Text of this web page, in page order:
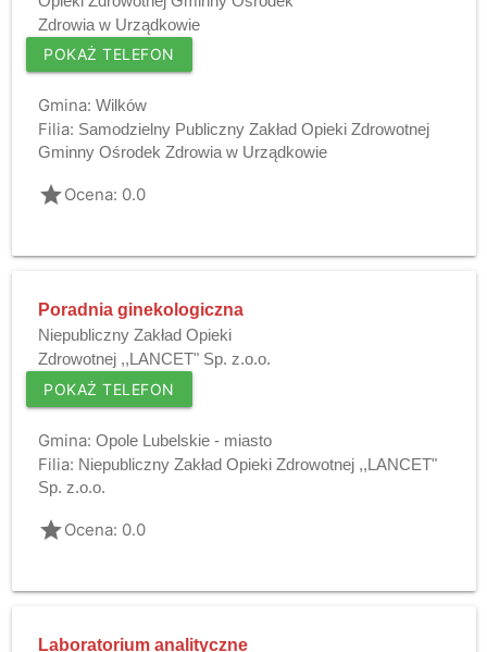
Zdrowia w Urządkowie
POKAŻ TELEFON
Gmina: Wilków
Filia: Samodzielny Publiczny Zakład Opieki Zdrowotnej
Gminny Ośrodek Zdrowia w Urządkowie
gradeOcena: 0.0
Poradnia ginekologiczna
Niepubliczny Zakład Opieki
Zdrowotnej ,,LANCET" Sp. z.o.o.
POKAŻ TELEFON
Gmina: Opole Lubelskie - miasto
Filia: Niepubliczny Zakład Opieki Zdrowotnej ,,LANCET"
Sp. z.o.o.
gradeOcena: 0.0
Laboratorium analityczne